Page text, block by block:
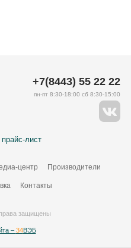
лист
центр Производители
Контакты
+7(8443) 55 22 22
пн-пт 8:30-18:00 сб 8:30-15:00
защищены
– 34ВЭБ